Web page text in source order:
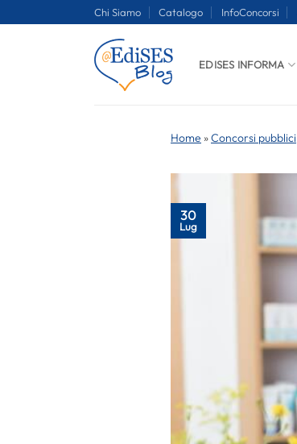
Chi Siamo Catalogo InfoConcorsi
EDISES INFORMA
Home »Concorsi pubblici
30
Lug